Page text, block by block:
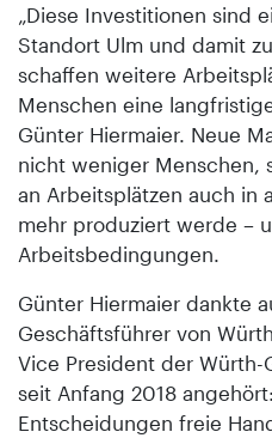
„Diese Investitionen sind
Standort Ulm und damit
schaffen weitere
Menschen eine
Günter Hiermaier. Neue
nicht weniger Menschen,
an Arbeitsplätzen auch in
mehr produziert werde –
Arbeitsbedingungen.
Günter Hiermaier dankte
Geschäftsführer von
Vice President der
seit Anfang 2018
Entscheidungen freie